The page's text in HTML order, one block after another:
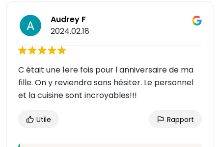
Audrey F
2024.02.18
C était une 1ere fois pour l anniversaire de ma
fille. On y reviendra sans hésiter. Le personnel
et la cuisine sont incroyables!!!
Utile Rapport